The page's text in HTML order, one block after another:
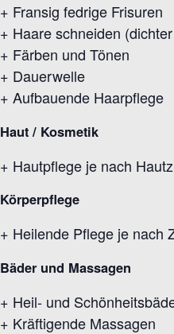
+ Fransig fedrige Frisuren
+ Haare schneiden
+ Färben und Tönen
+ Dauerwelle
+ Aufbauende Haarpflege
Haut / Kosmetik
+ Hautpflege je nach
Körperpflege
+ Heilende Pflege je
Bäder und Massagen
+ Heil- und
+ Kräftigende Massagen